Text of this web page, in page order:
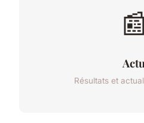
📰
Résultats et